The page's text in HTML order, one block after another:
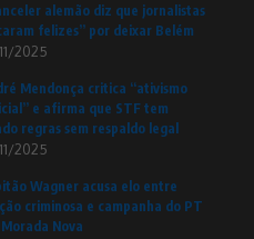
alemão diz que jornalistas
felizes” por deixar Belém
2025
Mendonça critica “ativismo
e afirma que STF tem
regras sem respaldo legal
2025
Wagner acusa elo entre
criminosa e campanha do PT
Nova